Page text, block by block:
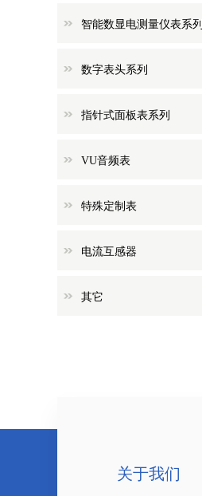
智能数显电测量仪表系列
数字表头系列
指针式面板表系列
VU音频表
特殊定制表
电流互感器
其它
关于我们